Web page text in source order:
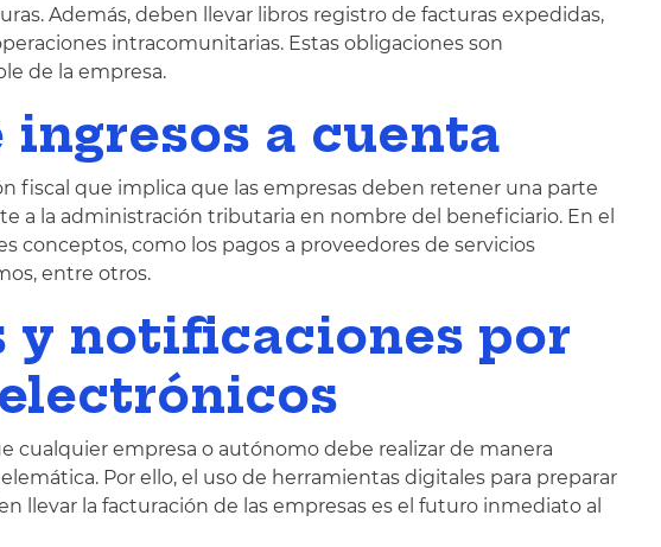
Además, deben llevar libros registro de facturas expedidas,
intracomunitarias. Estas obligaciones son
de la empresa.
ingresos a cuenta
fiscal que implica que las empresas deben retener una parte
a la administración tributaria en nombre del beneficiario. En el
conceptos, como los pagos a proveedores de servicios
entre otros.
y notificaciones por
empresa o autónomo debe realizar de manera
Por ello, el uso de herramientas digitales para preparar
llevar la facturación de las empresas es el futuro inmediato al